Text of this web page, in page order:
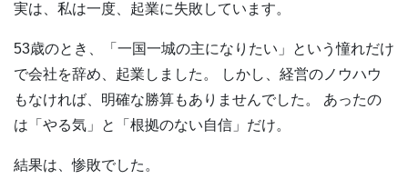
実は、私は一度、起業に失敗しています。
53歳のとき、「一国一城の主になりたい」という憧れだけ
で会社を辞め、起業しました。 しかし、経営のノウハウ
もなければ、明確な勝算もありませんでした。 あったの
は「やる気」と「根拠のない自信」だけ。
結果は、惨敗でした。